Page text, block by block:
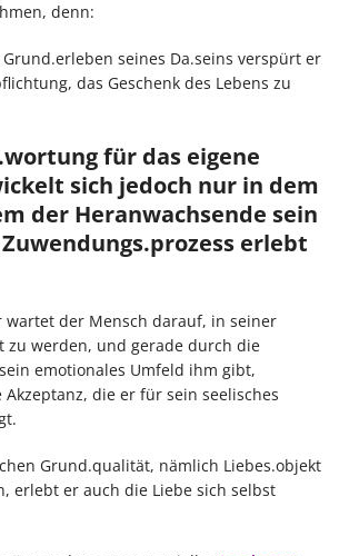
denn:
seines Da.seins verspürt er
das Geschenk des Lebens zu
für das eigene
sich jedoch nur in dem
der Heranwachsende sein
erlebt
wartet der Mensch darauf, in seiner
zu werden, und gerade durch die
emotionales Umfeld ihm gibt,
die er für sein seelisches
Grund.qualität, nämlich Liebes.objekt
erlebt er auch die Liebe sich selbst